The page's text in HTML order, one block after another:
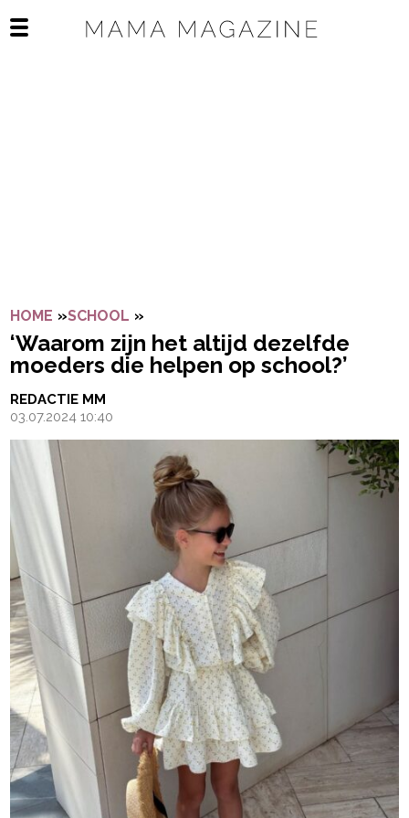
Open het mobiele menu
HOME »SCHOOL »
‘Waarom zijn het altijd dezelfde
moeders die helpen op school?’
REDACTIE MM
03.07.2024 10:40